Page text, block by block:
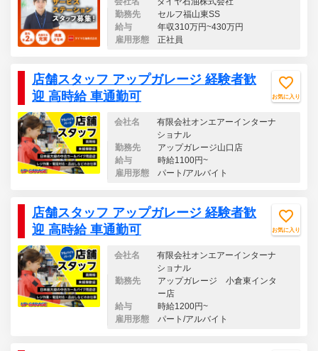
勤務先
セルフ福山東SS
給与
年収310万円~430万円
雇用形態
正社員
店舗スタッフ アップガレージ 経験者歓
迎 高時給 車通勤可
お気に入り
会社名
有限会社オンエアーインターナ
ショナル
勤務先
アップガレージ山口店
給与
時給1100円~
雇用形態
パート/アルバイト
店舗スタッフ アップガレージ 経験者歓
迎 高時給 車通勤可
お気に入り
会社名
有限会社オンエアーインターナ
ショナル
勤務先
アップガレージ 小倉東インタ
ー店
給与
時給1200円~
雇用形態
パート/アルバイト